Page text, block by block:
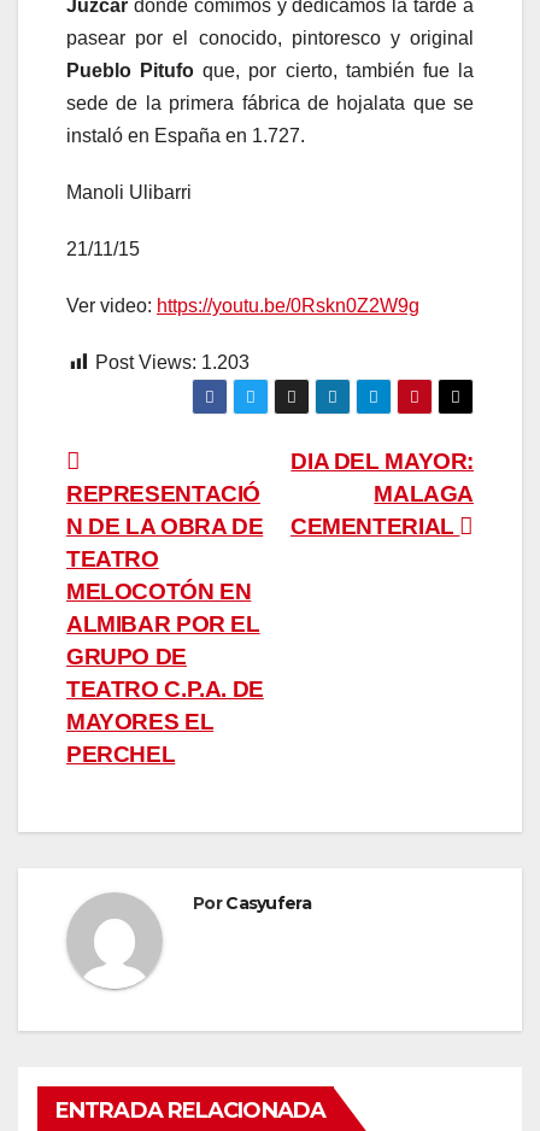
Júzcar donde comimos y dedicamos la tarde a
pasear por el conocido, pintoresco y original
Pueblo Pitufo que, por cierto, también fue la
sede de la primera fábrica de hojalata que se
instaló en España en 1.727.
Manoli Ulibarri
21/11/15
Ver video: https://youtu.be/0Rskn0Z2W9g
Post Views: 1.203
Navegación
de
entradas
DIA DEL MAYOR:
MALAGA
CEMENTERIAL
REPRESENTACIÓ
N DE LA OBRA DE
TEATRO
MELOCOTÓN EN
ALMIBAR POR EL
GRUPO DE
TEATRO C.P.A. DE
MAYORES EL
PERCHEL
PorCasyufera
ENTRADA RELACIONADA